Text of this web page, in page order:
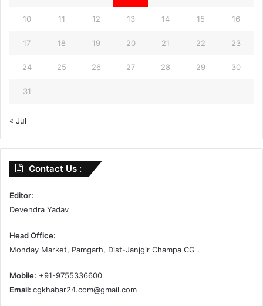
10 11 12 13 14 15 16
17 18 19 20 21 22 23
24 25 26 27 28 29 30
31
« Jul
Contact Us :
Editor:
Devendra Yadav
Head Office:
Monday Market, Pamgarh, Dist-Janjgir Champa CG .
Mobile: +91-9755336600
Email: cgkhabar24.com@gmail.com